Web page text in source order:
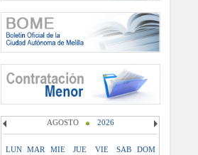
AGOSTO 2026
LUN MAR MIE JUE VIE SAB DOM